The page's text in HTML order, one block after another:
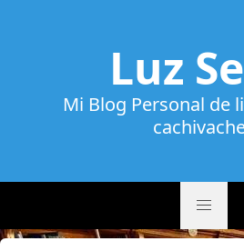
Luz
Mi Blog Personal de